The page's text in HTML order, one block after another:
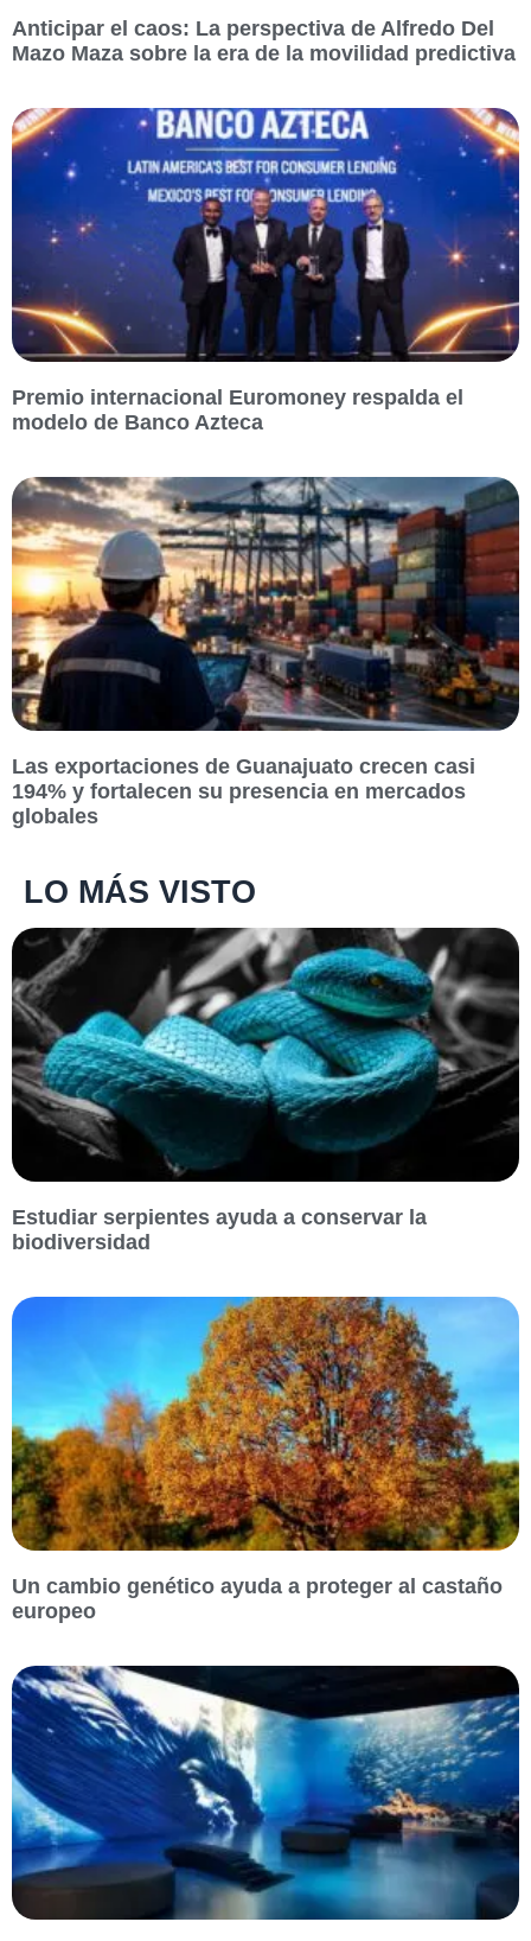
Anticipar el caos: La perspectiva de Alfredo Del
Mazo Maza sobre la era de la movilidad predictiva
Premio internacional Euromoney respalda el
modelo de Banco Azteca
Las exportaciones de Guanajuato crecen casi
194% y fortalecen su presencia en mercados
globales
LO MÁS VISTO
Estudiar serpientes ayuda a conservar la
biodiversidad
Un cambio genético ayuda a proteger al castaño
europeo